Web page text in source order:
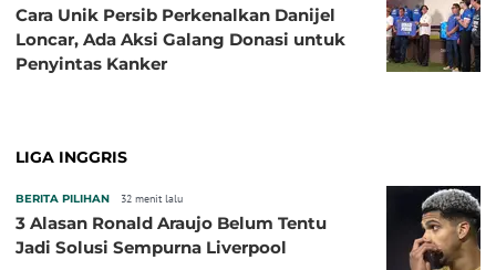
Cara Unik Persib Perkenalkan Danijel
Loncar, Ada Aksi Galang Donasi untuk
Penyintas Kanker
LIGA INGGRIS
BERITA PILIHAN 32 menit lalu
3 Alasan Ronald Araujo Belum Tentu
Jadi Solusi Sempurna Liverpool